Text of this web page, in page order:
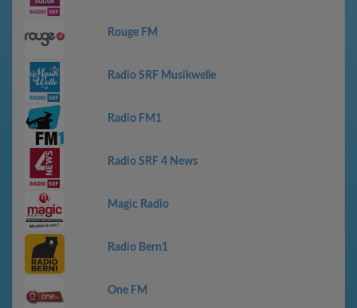
Rouge FM
Radio SRF Musikwelle
Radio FM1
Radio SRF 4 News
Magic Radio
Radio Bern1
One FM